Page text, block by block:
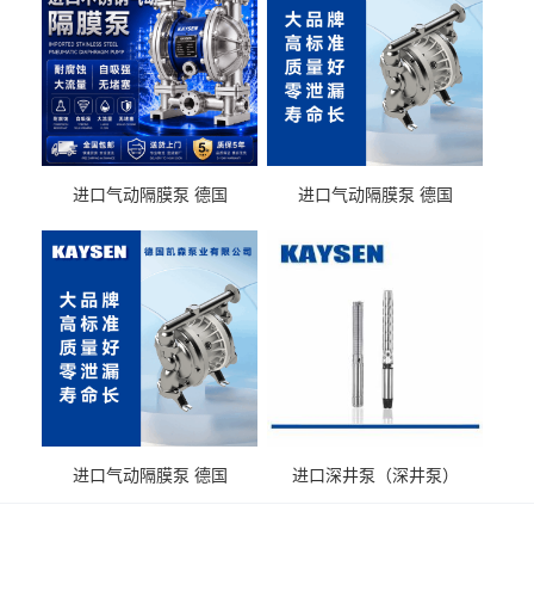
进口气动隔膜泵 德国
送气动泵
进口气动隔膜泵 德国
输送
进口气动隔膜泵 德国
进口深井泵（深井泵）